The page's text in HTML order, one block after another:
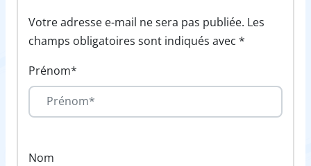
Votre adresse e-mail ne sera pas publiée. Les
champs obligatoires sont indiqués avec *
Prénom*
Nom